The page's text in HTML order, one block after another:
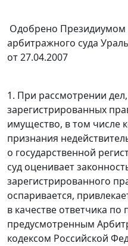
Одобрено Президиумом
арбитражного суда
от 27.04.2007
1. При рассмотрении
зарегистрированных
имущество, в том числе
признания
о государственной
суд оценивает
зарегистрированного
оспаривается,
в качестве ответчика по
предусмотренным
кодексом Российской